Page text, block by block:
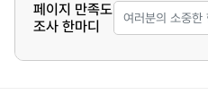
페이지 만족도
조사 한마디